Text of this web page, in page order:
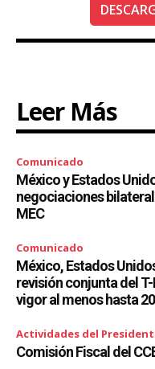
Leer Más
Comunicado
México y Estados
negociaciones
MEC
Comunicado
México, Estados
revisión conjunta del
vigor al menos hasta
Actividades del
Comisión Fiscal del